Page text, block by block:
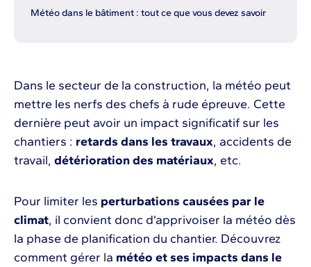
Météo dans le bâtiment : tout ce que vous devez savoir
Dans le secteur de la construction, la météo peut
mettre les nerfs des chefs à rude épreuve. Cette
dernière peut avoir un impact significatif sur les
chantiers : retards dans les travaux, accidents de
travail, détérioration des matériaux, etc.
Pour limiter les perturbations causées par le
climat, il convient donc d’apprivoiser la météo dès
la phase de planification du chantier. Découvrez
comment gérer la météo et ses impacts dans le